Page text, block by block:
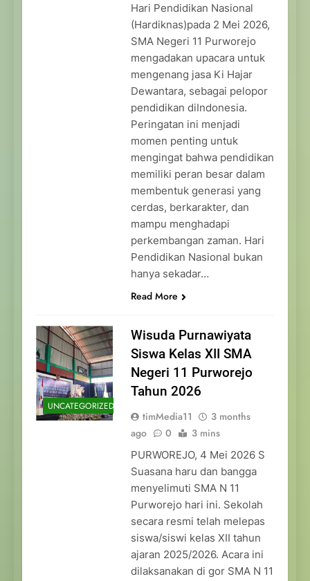
Hari Pendidikan Nasional
(Hardiknas)pada 2 Mei 2026,
SMA Negeri 11 Purworejo
mengadakan upacara untuk
mengenang jasa Ki Hajar
Dewantara, sebagai pelopor
pendidikan diIndonesia.
Peringatan ini menjadi
momen penting untuk
mengingat bahwa pendidikan
memiliki peran besar dalam
membentuk generasi yang
cerdas, berkarakter, dan
mampu menghadapi
perkembangan zaman. Hari
Pendidikan Nasional bukan
hanya sekadar…
Read More
UNCATEGORIZED
Wisuda Purnawiyata
Siswa Kelas XII SMA
Negeri 11 Purworejo
Tahun 2026
timMedia11
3 months
ago
0 3 mins
PURWOREJO, 4 Mei 2026 S
Suasana haru dan bangga
menyelimuti SMA N 11
Purworejo hari ini. Sekolah
secara resmi telah melepas
siswa/siswi kelas XII tahun
ajaran 2025/2026. Acara ini
dilaksanakan di gor SMA N 11